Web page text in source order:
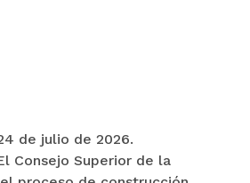
de julio de 2026.
Consejo Superior de la